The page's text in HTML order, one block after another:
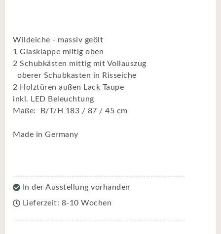
Wildeiche - massiv geölt
1 Glasklappe miitig oben
2 Schubkästen mittig mit Vollauszug
oberer Schubkasten in Risseiche
2 Holztüren außen Lack Taupe
inkl. LED Beleuchtung
Maße: B/T/H 183 / 87 / 45 cm
Made in Germany
In der Ausstellung vorhanden
Lieferzeit: 8-10 Wochen